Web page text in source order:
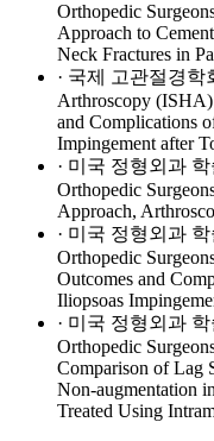
Orthopedic
Approach to
Neck Fractures in
· 국제 고관절경학
Arthroscopy
and Complications
Impingement after
· 미국 정형외과
Orthopedic
Approach,
· 미국 정형외과
Orthopedic
Outcomes and
Iliopsoas
· 미국 정형외과
Orthopedic
Comparison of Lag
Non-augmentation
Treated Using